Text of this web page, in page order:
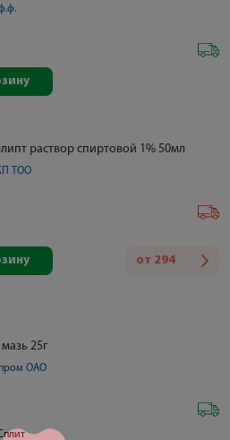
раствор спиртовой 1% 50мл
ТОО
от 294
25г
ОАО